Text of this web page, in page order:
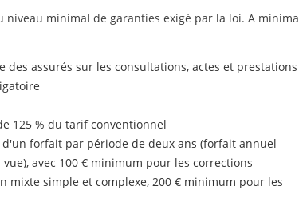
minimal de garanties exigé par la loi. A minima
assurés sur les consultations, actes et prestations
125 % du tarif conventionnel
forfait par période de deux ans (forfait annuel
avec 100 € minimum pour les corrections
mixte simple et complexe, 200 € minimum pour les